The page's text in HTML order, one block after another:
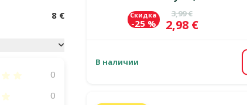
8 €
0
0
Исходная цена
3,99 €
Цена
2,98 €
Скидка
-25 %
В наличии